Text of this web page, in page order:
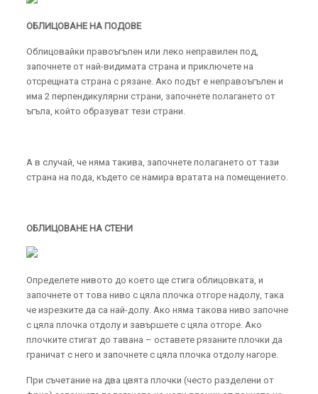
ОБЛИЦОВАНЕ НА ПОДОВЕ
Облицовайки правоъгълен или леко неправилен под,
започнете от най-видимата страна и приключете на
отсрещната страна с рязане. Ако подът е неправоъгълен и
има 2 перпендикулярни страни, започнете полагането от
ъгъла, който образуват тези страни.
А в случай, че няма такива, започнете полагането от тази
страна на пода, където се намира вратата на помещението.
ОБЛИЦОВАНЕ НА СТЕНИ
Определете нивото до което ще стига облицовката, и
започнете от това ниво с цяла плочка отгоре надолу, така
че изрезките да са най-долу. Ако няма такова ниво започне
с цяла плочка отдолу и завършете с цяла отгоре. Ако
плочките стигат до тавана – оставете рязаните плочки да
граничат с него и започнете с цяла плочка отдолу нагоре.
При съчетание на два цвята плочки (често разделени от